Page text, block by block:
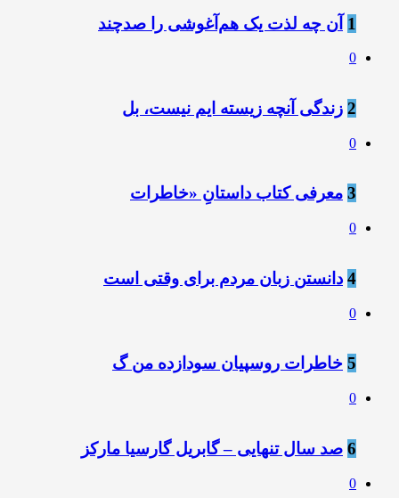
1 آن چه لذت یک هم‌آغوشی را صدچند
0
2 زندگی آنچه زیسته ایم نیست، بل
0
3 معرفی کتاب داستانِ «خاطرات
0
4 دانستن زبان مردم برای وقتی است
0
5 خاطرات روسپیان سودازده من گ
0
6 صد سال تنهایی – گابریل گارسیا مارکز
0